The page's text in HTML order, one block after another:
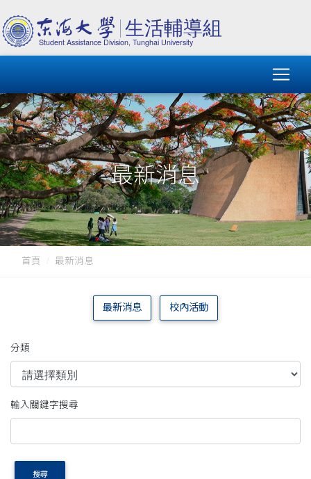
最新消息
首頁 最新消息
最新消息 校內活動
分類
輸入關鍵字搜尋
搜尋